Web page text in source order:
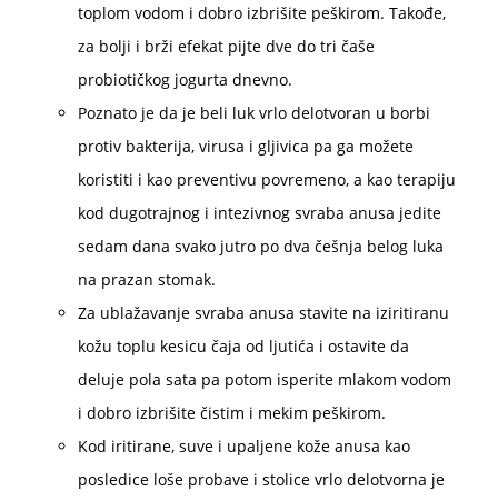
toplom vodom i dobro izbrišite peškirom. Takođe,
za bolji i brži efekat pijte dve do tri čaše
probiotičkog jogurta dnevno.
Poznato je da je beli luk vrlo delotvoran u borbi
protiv bakterija, virusa i gljivica pa ga možete
koristiti i kao preventivu povremeno, a kao terapiju
kod dugotrajnog i intezivnog svraba anusa jedite
sedam dana svako jutro po dva češnja belog luka
na prazan stomak.
Za ublažavanje svraba anusa stavite na iziritiranu
kožu toplu kesicu čaja od ljutića i ostavite da
deluje pola sata pa potom isperite mlakom vodom
i dobro izbrišite čistim i mekim peškirom.
Kod iritirane, suve i upaljene kože anusa kao
posledice loše probave i stolice vrlo delotvorna je